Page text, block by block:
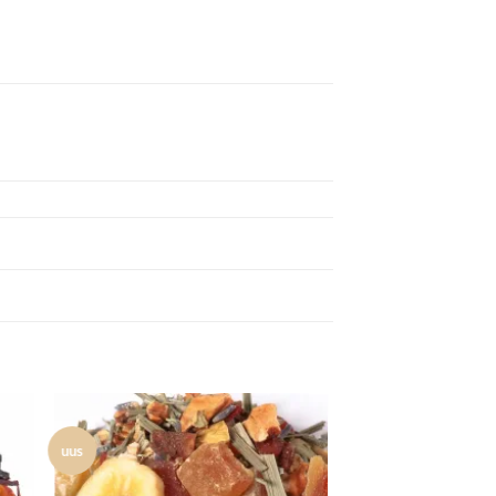
uus
Lisa
lemmikuks